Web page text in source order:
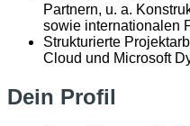
Partnern, u. a.
sowie internationalen
Strukturierte
Cloud und Microsoft
Dein Profil